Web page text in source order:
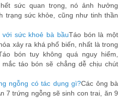
sức quan trọng, nó ảnh hưởng
trạng sức khỏe, cũng như tinh thần
sức khoẻ bà bầuTáo bón là một
xảy ra khá phổ biến, nhất là trong
bón tuy không quá nguy hiểm,
táo bón sẽ chẳng dễ chịu chút
ngỗng có tác dụng gì?Các ông bà
7 trứng ngỗng sẽ sinh con trai, ăn 9